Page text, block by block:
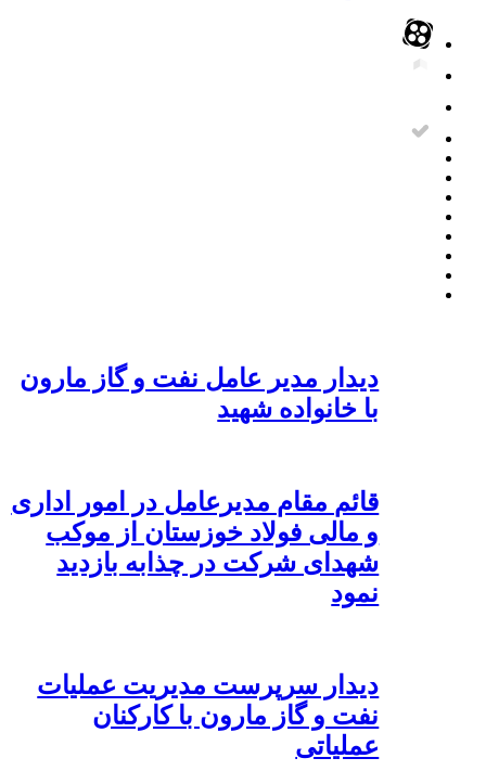
دیدار مدیر عامل نفت و گاز مارون
با خانواده شهید
قائم مقام مدیرعامل در امور اداری
و مالی فولاد خوزستان از موکب
شهدای شرکت در چذابه بازدید
نمود
دیدار سرپرست مدیریت عملیات
نفت و گاز مارون با کارکنان
عملیاتی